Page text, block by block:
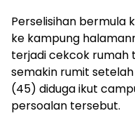
Perselisihan bermula
ke kampung
terjadi cekcok rumah
semakin rumit
(45) diduga ikut
persoalan tersebut.